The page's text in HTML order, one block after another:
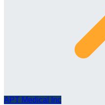
APT Medical Inc